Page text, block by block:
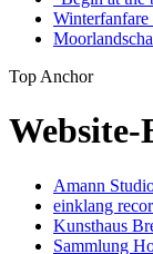
Winterfanfare
Top Anchor
Amann
einklang
Kunsthaus
Sammlung